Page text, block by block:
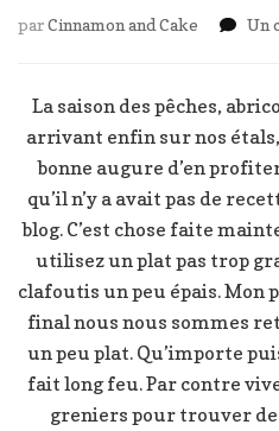
parCinnamon and Cake Un
La saison des pêches,
arrivant enfin sur nos
bonne augure d’en
qu’il n’y a avait pas de
blog. C’est chose faite
utilisez un plat pas trop
clafoutis un peu épais. Mon
final nous nous sommes
un peu plat. Qu’importe
fait long feu. Par contre
greniers pour trouver